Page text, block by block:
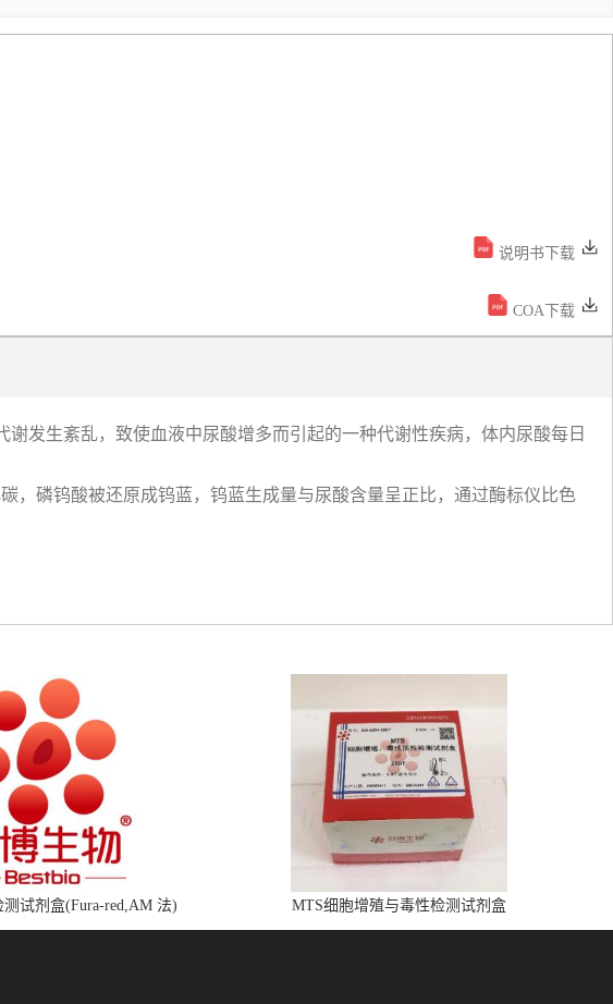
说明书下载
COA下载
发生紊乱，致使血液中尿酸增多而引起的一种代谢性疾病，体内尿酸每日
，磷钨酸被还原成钨蓝，钨蓝生成量与尿酸含量呈正比，通过酶标仪比色
测试剂盒(Fura-red,AM 法) MTS细胞增殖与毒性检测试剂盒